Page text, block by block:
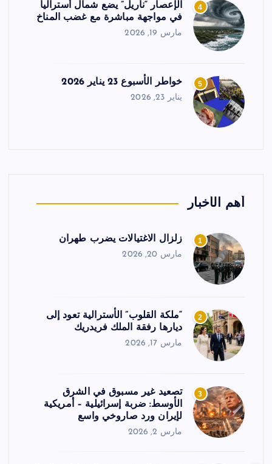
4
الإعصار “ناريل” يضع شمال أستراليا
في مواجهة مباشرة مع غضب المناخ
مارس 19, 2026
5 خواطر الأسبوع 23 يناير 2026
يناير 23, 2026
أهم الأخبار
1 زلزال الاغتيالات يضرب طهران
مارس 20, 2026
2
“ملكة القلوب” الأسترالية تعود إلى
ديارها رفقة الملك فريدريك
مارس 17, 2026
3
تصعيد غير مسبوق في الشرق
الأوسط: ضربة إسرائيلية – أمريكية
لإيران ورد صاروخي واسع
مارس 2, 2026